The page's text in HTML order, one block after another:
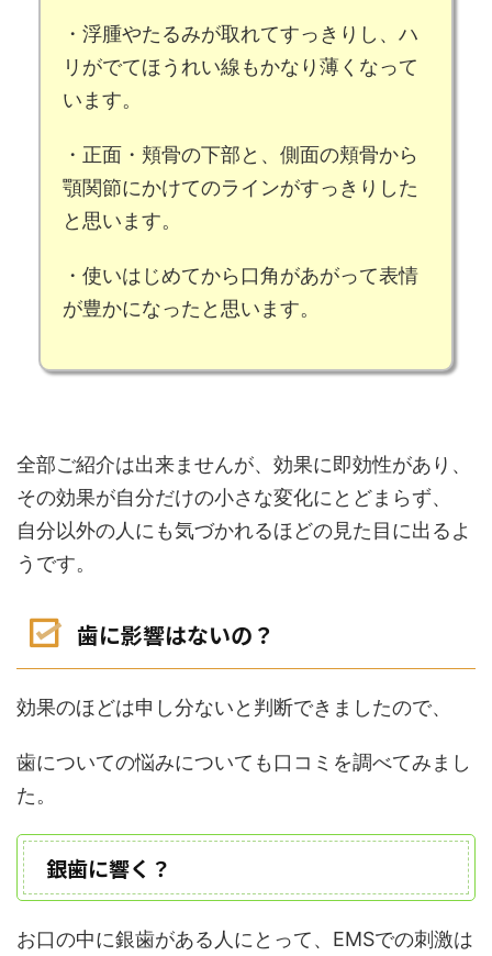
・ 浮腫やたるみが取れてすっきりし、 ハ
リ がでてほうれい線もかなり薄くなって
います。
・ 正面・頬骨の下部と、 側面の頬骨から
顎関節にかけてのラインがすっきりした
と思います。
・使いはじめてから 口角があがって表情
が豊かになったと思います。
全部ご紹介は出来ませんが、 効果に即効性があり、
その効果が自分だけの小さな変化にとどまらず、
自分以外の人にも気づかれるほどの見た目に出るよ
うです。
歯に影響はないの？
効果のほどは申し分ないと判断できましたので、
歯についての悩みについても口コミを調べてみまし
た。
銀歯に響く？
お口の中に銀歯がある人にとって、EMSでの刺激は